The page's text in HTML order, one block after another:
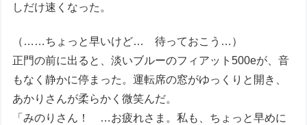
しだけ速くなった。
（……ちょっと早いけど… 待っておこう…）
正門の前に出ると、淡いブルーのフィアット500eが、音
もなく静かに停まった。運転席の窓がゆっくりと開き、
あかりさんが柔らかく微笑んだ。
「みのりさん！ …お疲れさま。私も、ちょっと早めに